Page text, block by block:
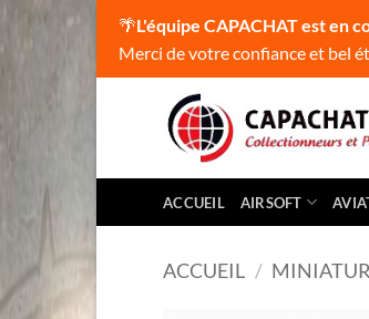
🌴L'équipe CAPACHAT est en
Merci de votre confiance et bel
ACCUEIL AIRSOFT
ACCUEIL /